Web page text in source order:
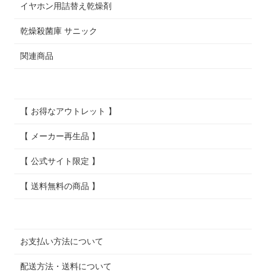
イヤホン用詰替え乾燥剤
乾燥殺菌庫 サニック
関連商品
【 お得なアウトレット 】
【 メーカー再生品 】
【 公式サイト限定 】
【 送料無料の商品 】
お支払い方法について
配送方法・送料について